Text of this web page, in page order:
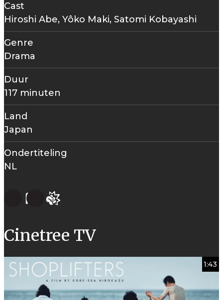
Cast
Hiroshi Abe, Yôko Maki, Satomi Kobayashi
Genre
Drama
Duur
117 minuten
Land
Japan
Ondertiteling
NL
Cinetree TV
1:43